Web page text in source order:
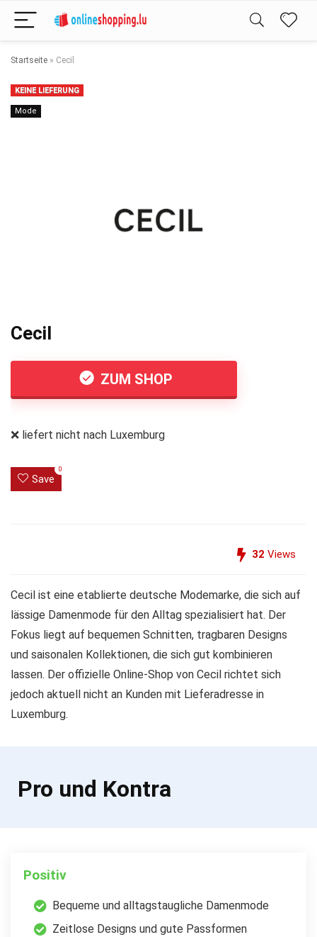
Startseite » Cecil
KEINE LIEFERUNG
Mode
Cecil
ZUM SHOP
❌ liefert nicht nach Luxemburg
Save
0
32 Views
Cecil ist eine etablierte deutsche Modemarke, die sich auf
lässige Damenmode für den Alltag spezialisiert hat. Der
Fokus liegt auf bequemen Schnitten, tragbaren Designs
und saisonalen Kollektionen, die sich gut kombinieren
lassen. Der offizielle Online-Shop von Cecil richtet sich
jedoch aktuell nicht an Kunden mit Lieferadresse in
Luxemburg.
Pro und Kontra
Positiv
Bequeme und alltagstaugliche Damenmode
Zeitlose Designs und gute Passformen